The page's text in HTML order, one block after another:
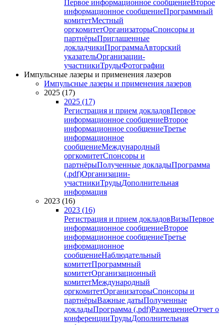
Первое информационное сообщениеВторое
информационное сообщениеПрограммный
комитетМестный
оргкомитетОрганизаторыСпонсоры и
партнёрыПриглашенные
докладчикиПрограммаАвторский
указательОрганизации-
участникиТрудыФотографии
Импульсные лазеры и применения лазеров
Импульсные лазеры и применения лазеров
2025 (17)
2025 (17)
Регистрация и прием докладовПервое
информационное сообщениеВторое
информационное сообщениеТретье
информационное
сообщениеМеждународный
оргкомитетСпонсоры и
партнёрыПолученные докладыПрограмма
(.pdf)Организации-
участникиТрудыДополнительная
информация
2023 (16)
2023 (16)
Регистрация и прием докладовВизыПервое
информационное сообщениеВторое
информационное сообщениеТретье
информационное
сообщениеНаблюдательный
комитетПрограммный
комитетОрганизационный
комитетМеждународный
оргкомитетОрганизаторыСпонсоры и
партнёрыВажные датыПолученные
докладыПрограмма (.pdf)РазмещениеОтчет о
конференцииТрудыДополнительная